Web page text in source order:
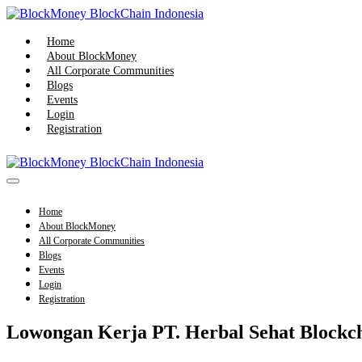
Skip
content
Home
About BlockMoney
All Corporate Communities
Blogs
Events
Login
Registration
Menu
Home
About BlockMoney
All Corporate Communities
Blogs
Events
Login
Registration
Lowongan Kerja PT. Herbal Sehat